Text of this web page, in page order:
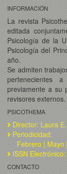
INFORMACIÓN
La revista
editada
Psicología de la
Psicología del
año.
Se admiten
pertenecientes
previamente a su
revisores externos.
PSICOTHEMA
Director: Laura
Periodicidad:
Febrero | Mayo
ISSN
CONTACTO